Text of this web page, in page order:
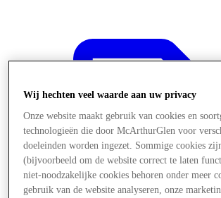
Wij hechten veel waarde aan uw privacy
Onze website maakt gebruik van cookies en
technologieën die door McArthurGlen voor
doeleinden worden ingezet. Sommige cookies
(bijvoorbeeld om de website correct te laten
niet-noodzakelijke cookies behoren onder meer
gebruik van de website analyseren, onze